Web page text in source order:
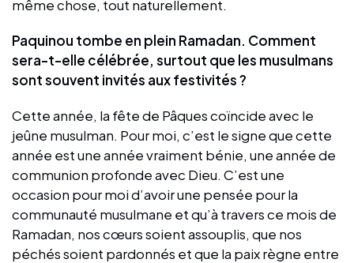
même chose, tout naturellement.
Paquinou tombe en plein Ramadan. Comment
sera-t-elle célébrée, surtout que les musulmans
sont souvent invités aux festivités ?
Cette année, la fête de Pâques coïncide avec le
jeûne musulman. Pour moi, c’est le signe que cette
année est une année vraiment bénie, une année de
communion profonde avec Dieu. C’est une
occasion pour moi d’avoir une pensée pour la
communauté musulmane et qu’à travers ce mois de
Ramadan, nos cœurs soient assouplis, que nos
péchés soient pardonnés et que la paix règne entre